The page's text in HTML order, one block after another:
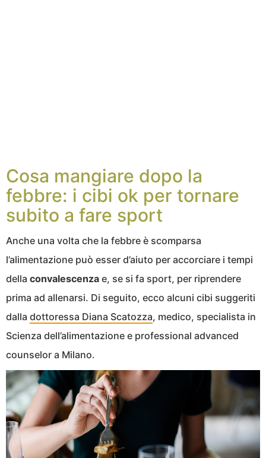
Cosa mangiare dopo la
febbre: i cibi ok per tornare
subito a fare sport
Anche una volta che la febbre è scomparsa
l’alimentazione può esser d’aiuto per accorciare i tempi
della convalescenza e, se si fa sport, per riprendere
prima ad allenarsi. Di seguito, ecco alcuni cibi suggeriti
dalla dottoressa Diana Scatozza, medico, specialista in
Scienza dell’alimentazione e professional advanced
counselor a Milano.